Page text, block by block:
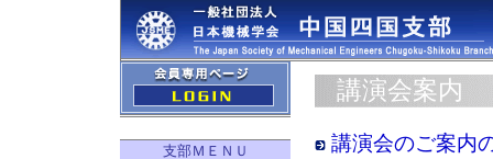
支部ＭＥＮＵ
講演会案内
講演会のご案内